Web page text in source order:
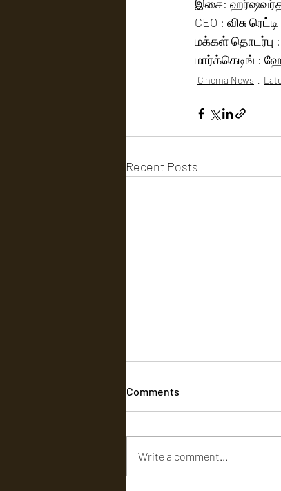
இசை:
CEO : விசு ரெட்டி
மக்கள் தொடர்பு :
மார்க்கெடிங் :
Cinema News
Recent Posts
Comments
Write a comment...